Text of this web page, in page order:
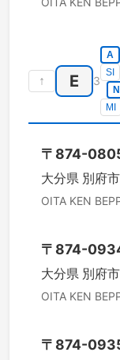
↑ E 3
A
SI
MI
〒 874-
大分県 別府市
OITA KEN
〒 874-
大分県 別府市
OITA KEN
〒 874-